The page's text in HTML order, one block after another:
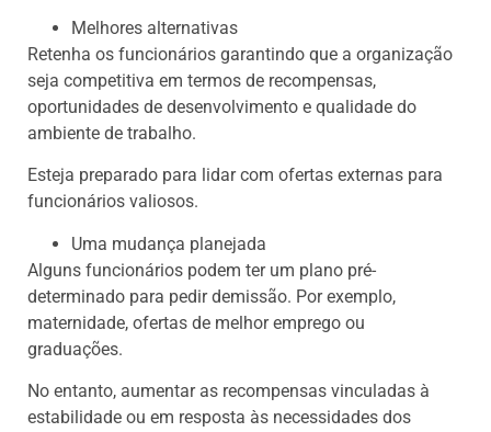
Melhores alternativas
Retenha os funcionários garantindo que a organização
seja competitiva em termos de recompensas,
oportunidades de desenvolvimento e qualidade do
ambiente de trabalho.
Esteja preparado para lidar com ofertas externas para
funcionários valiosos.
Uma mudança planejada
Alguns funcionários podem ter um plano pré-
determinado para pedir demissão. Por exemplo,
maternidade, ofertas de melhor emprego ou
graduações.
No entanto, aumentar as recompensas vinculadas à
estabilidade ou em resposta às necessidades dos